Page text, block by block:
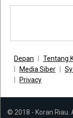
Depan Tentang
Media Siber
Privacy
© 2018 - Koran Riau.